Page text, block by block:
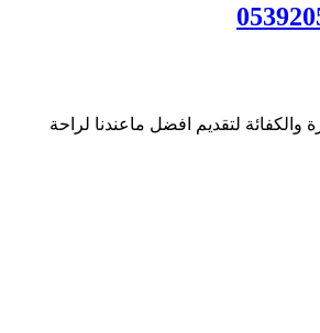
لتقديم افضل ماعندنا لراحة